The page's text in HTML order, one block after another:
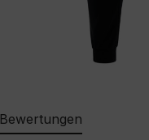
Bewertungen